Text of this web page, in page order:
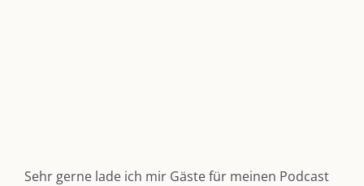
Sehr gerne lade ich mir Gäste für meinen Podcast